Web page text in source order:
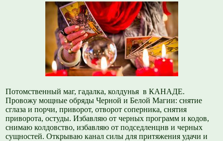
Потомственный маг, гадалка, колдунья в КАНАДЕ.
Провожу мощные обряды Черной и Белой Магии: снятие
сглаза и порчи, приворот, отворот соперника, снятия
приворота, остуды. Избавляю от черных программ и кодов,
снимаю колдовство, избавляю от подседленцнв и черных
сущностей. Открываю канал силы для притяжения удачи и